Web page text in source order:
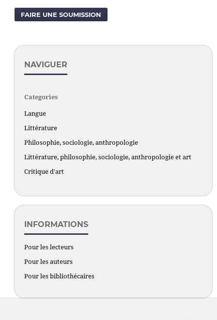
FAIRE UNE SOUMISSION
NAVIGUER
Categories
Langue
Littérature
Philosophie, sociologie, anthropologie
Littérature, philosophie, sociologie, anthropologie et art
Critique d'art
INFORMATIONS
Pour les lecteurs
Pour les auteurs
Pour les bibliothécaires